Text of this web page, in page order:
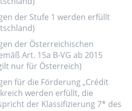
der Stufe 1 werden erfüllt
der Österreichischen
Art. 15a B-VG ab 2015
nur für Österreich)
für die Förderung „Crédit
werden erfüllt, die
der Klassifizierung 7* des